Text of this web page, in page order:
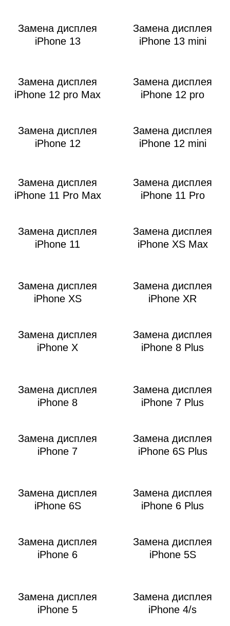
Замена дисплея
iPhone 13
Замена дисплея
iPhone 13 mini
Замена дисплея
iPhone 12 pro Max
Замена дисплея
iPhone 12 pro
Замена дисплея
iPhone 12
Замена дисплея
iPhone 12 mini
Замена дисплея
iPhone 11 Pro Max
Замена дисплея
iPhone 11 Pro
Замена дисплея
iPhone 11
Замена дисплея
iPhone XS Max
Замена дисплея
iPhone XS
Замена дисплея
iPhone XR
Замена дисплея
iPhone X
Замена дисплея
iPhone 8 Plus
Замена дисплея
iPhone 8
Замена дисплея
iPhone 7 Plus
Замена дисплея
iPhone 7
Замена дисплея
iPhone 6S Plus
Замена дисплея
iPhone 6S
Замена дисплея
iPhone 6 Plus
Замена дисплея
iPhone 6
Замена дисплея
iPhone 5S
Замена дисплея
iPhone 5
Замена дисплея
iPhone 4/s